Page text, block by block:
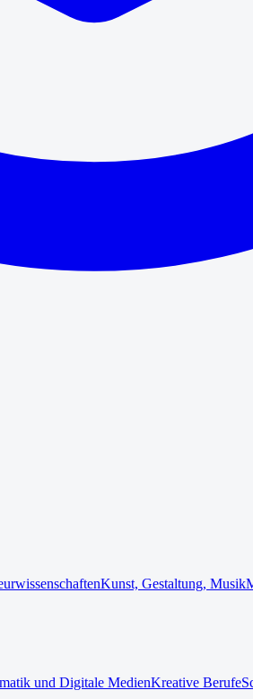
Kunst, Gestaltung, Musik
und Digitale MedienKreative Berufe